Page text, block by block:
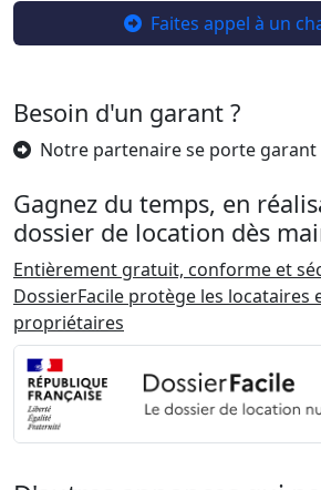
Faites appel à un
Besoin d'un garant ?
Notre partenaire se porte
Gagnez du temps, en
dossier de location dès
Entièrement gratuit, conforme et
DossierFacile protège les locataires
propriétaires